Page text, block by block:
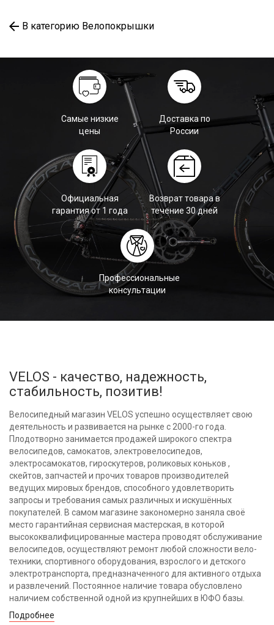
В категорию Велопокрышки
Самые низкие
цены
Доставка по
России
Официальная
гарантия от 1 года
Возврат товара в
течение 30 дней
Профессиональные
консультации
VELOS - качество, надежность,
стабильность, позитив!
Велосипедный магазин VELOS успешно осуществляет свою
деятельность и развивается на рынке с 2000-го года.
Плодотворно занимается продажей широкого спектра
велосипедов, самокатов, электровелосипедов,
электросамокатов, гироскутеров, роликовых коньков ,
скейтов, запчастей и прочих товаров производителей
ведущих мировых брендов, способного удовлетворить
запросы и требования самых различных и искушённых
покупателей. В самом магазине закономерно заняла своё
место гарантийная сервисная мастерская, в которой
высококвалифицированные мастера проводят обслуживание
велосипедов, осуществляют ремонт любой сложности вело-
техники, спортивного оборудования, взрослого и детского
электротранспорта, предназначенного для активного отдыха
и развлечений. Постоянное наличие товара обусловлено
наличием собственной одной из крупнейших в ЮФО базы.
Подробнее